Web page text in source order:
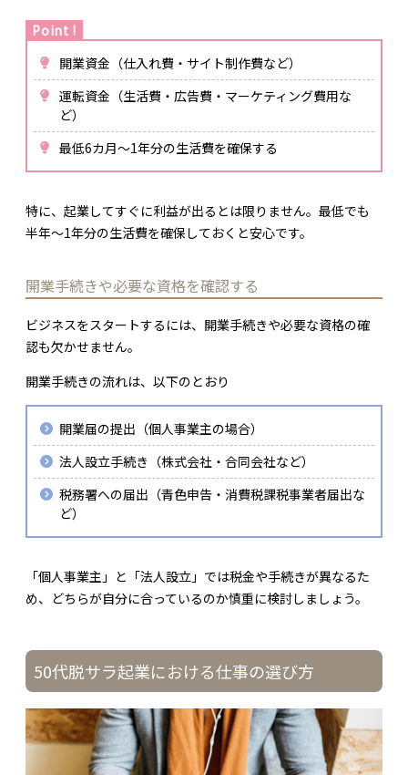
開業資金（仕入れ費・サイト制作費など）
運転資金（生活費・広告費・マーケティング費用な
ど）
最低6カ月〜1年分の生活費を確保する
特に、起業してすぐに利益が出るとは限りません。最低でも
半年〜1年分の生活費を確保しておくと安心です。
開業手続きや必要な資格を確認する
ビジネスをスタートするには、開業手続きや必要な資格の確
認も欠かせません。
開業手続きの流れは、以下のとおり
開業届の提出（個人事業主の場合）
法人設立手続き（株式会社・合同会社など）
税務署への届出（青色申告・消費税課税事業者届出な
ど）
「個人事業主」と「法人設立」では税金や手続きが異なるた
め、どちらが自分に合っているのか慎重に検討しましょう。
50代脱サラ起業における仕事の選び方